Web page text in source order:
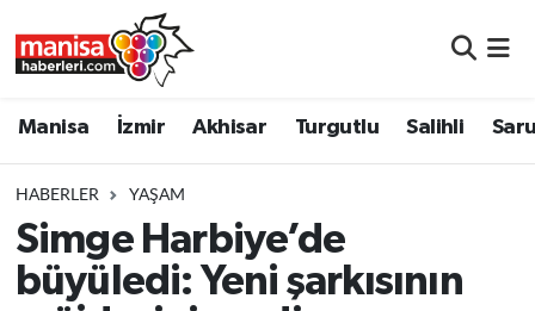
Manisa İzmir Akhisar Turgutlu Salihli
HABERLER YAŞAM
Simge Harbiye’de
büyüledi: Yeni şarkısının
Turgutlu
Manisa Nöbetçi Eczaneler
Manisa Trafik Yoğunluk Haritası